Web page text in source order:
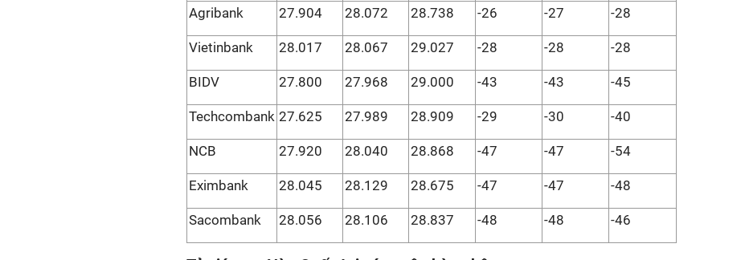
Agribank 27.904 28.072 28.738 -26 -27 -28
Vietinbank 28.017 28.067 29.027 -28 -28 -28
BIDV 27.800 27.968 29.000 -43 -43 -45
Techcombank 27.625 27.989 28.909 -29 -30 -40
NCB 27.920 28.040 28.868 -47 -47 -54
Eximbank 28.045 28.129 28.675 -47 -47 -48
Sacombank 28.056 28.106 28.837 -48 -48 -46